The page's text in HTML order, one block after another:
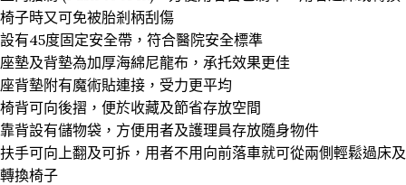
椅子時又可免被胎剎柄刮傷
設有45度固定安全帶，符合醫院安全標準
座墊及背墊為加厚海綿尼龍布，承托效果更佳
座背墊附有魔術貼連接，受力更平均
椅背可向後摺，便於收藏及節省存放空間
靠背設有儲物袋，方便用者及護理員存放隨身物件
扶手可向上翻及可拆，用者不用向前落車就可從兩側輕鬆過床及
轉換椅子